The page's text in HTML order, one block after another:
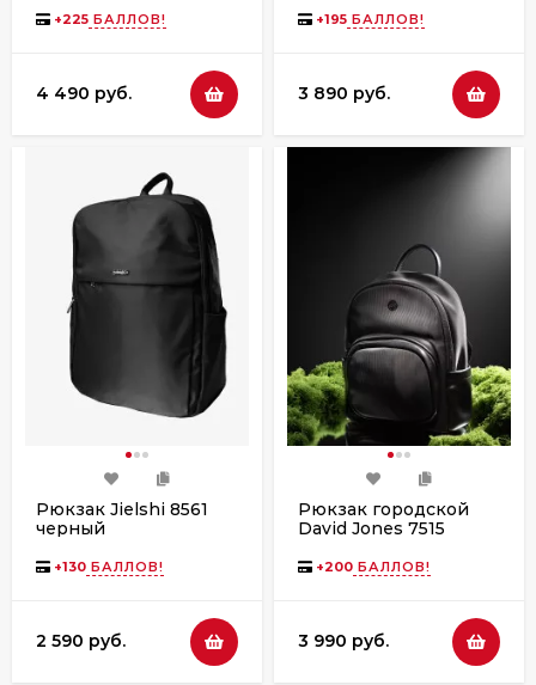
+225 БАЛЛОВ!
4 490 руб.
+195 БАЛЛОВ!
3 890 руб.
Рюкзак Jielshi 8561
черный
+130 БАЛЛОВ!
2 590 руб.
Рюкзак городской
David Jones 7515
+200 БАЛЛОВ!
3 990 руб.